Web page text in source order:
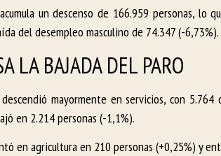
un descenso de 166.959 personas, lo
del desempleo masculino de 74.347 (-6,73%).
LA BAJADA DEL PARO
mayormente en servicios, con
en 2.214 personas (-1,1%).
en agricultura en 210 personas (+0,25%) y